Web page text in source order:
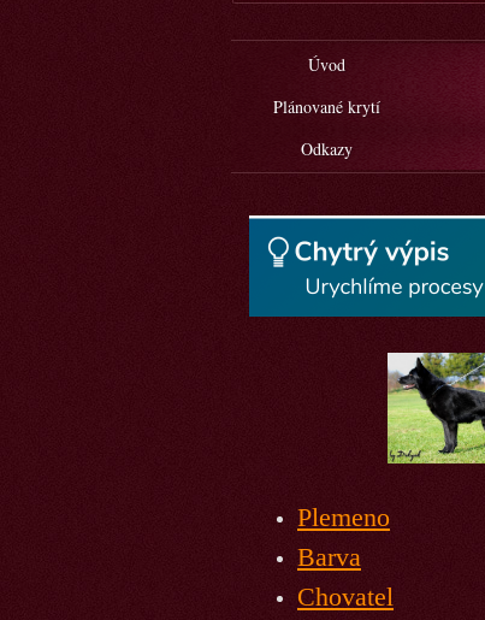
Úvod
Plánované krytí
Odkazy
Plemeno
Barva
Chovatel